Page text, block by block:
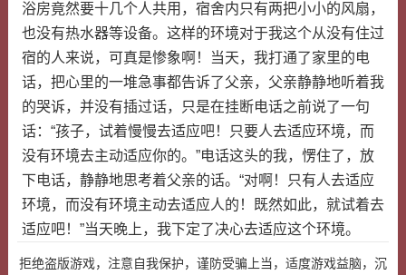
浴房竟然要十几个人共用，宿舍内只有两把小小的风扇，
也没有热水器等设备。这样的环境对于我这个从没有住过
宿的人来说，可真是惨象啊！当天，我打通了家里的电
话，把心里的一堆急事都告诉了父亲，父亲静静地听着我
的哭诉，并没有插过话，只是在挂断电话之前说了一句
话：“孩子，试着慢慢去适应吧！只要人去适应环境，而
没有环境去主动适应你的。”电话这头的我，愣住了，放
下电话，静静地思考着父亲的话。“对啊！只有人去适应
环境，而没有环境主动去适应人的！既然如此，就试着去
适应吧！”当天晚上，我下定了决心去适应这个环境。
拒绝盗版游戏，注意自我保护，谨防受骗上当，适度游戏益脑，沉